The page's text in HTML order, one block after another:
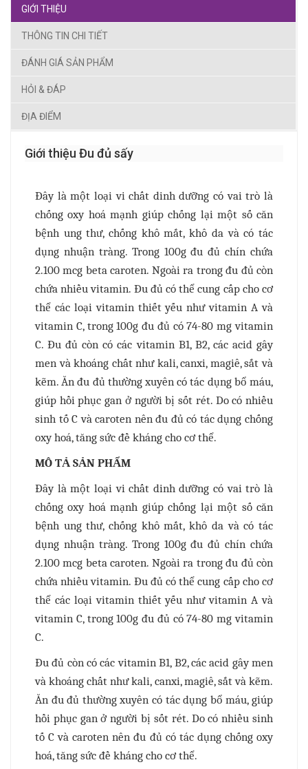
GIỚI THIỆU
THÔNG TIN CHI TIẾT
ĐÁNH GIÁ SẢN PHẨM
HỎI & ĐÁP
ĐỊA ĐIỂM
Giới thiệu Đu đủ sấy
Đây là một loại vi chất dinh dưỡng có vai trò là
chống oxy hoá mạnh giúp chống lại một số căn
bệnh ung thư, chống khô mắt, khô da và có tác
dụng nhuận tràng. Trong 100g đu đủ chín chứa
2.100 mcg beta caroten. Ngoài ra trong đu đủ còn
chứa nhiều vitamin. Đu đủ có thể cung cấp cho cơ
thể các loại vitamin thiết yếu như vitamin A và
vitamin C, trong 100g đu đủ có 74-80 mg vitamin
C. Đu đủ còn có các vitamin B1, B2, các acid gây
men và khoáng chất như kali, canxi, magiê, sắt và
kẽm. Ăn đu đủ thường xuyên có tác dụng bổ máu,
giúp hồi phục gan ở người bị sốt rét. Do có nhiều
sinh tố C và caroten nên đu đủ có tác dụng chống
oxy hoá, tăng sức đề kháng cho cơ thể.
MÔ TẢ SẢN PHẨM
Đây là một loại vi chất dinh dưỡng có vai trò là
chống oxy hoá mạnh giúp chống lại một số căn
bệnh ung thư, chống khô mắt, khô da và có tác
dụng nhuận tràng. Trong 100g đu đủ chín chứa
2.100 mcg beta caroten. Ngoài ra trong đu đủ còn
chứa nhiều vitamin. Đu đủ có thể cung cấp cho cơ
thể các loại vitamin thiết yếu như vitamin A và
vitamin C, trong 100g đu đủ có 74-80 mg vitamin
C.
Đu đủ còn có các vitamin B1, B2, các acid gây men
và khoáng chất như kali, canxi, magiê, sắt và kẽm.
Ăn đu đủ thường xuyên có tác dụng bổ máu, giúp
hồi phục gan ở người bị sốt rét. Do có nhiều sinh
tố C và caroten nên đu đủ có tác dụng chống oxy
hoá, tăng sức đề kháng cho cơ thể.